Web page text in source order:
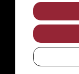
Accessibilidad
Política de cookies